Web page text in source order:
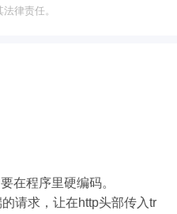
律责任。
在程序里硬编码。
请求，让在http头部传入tr